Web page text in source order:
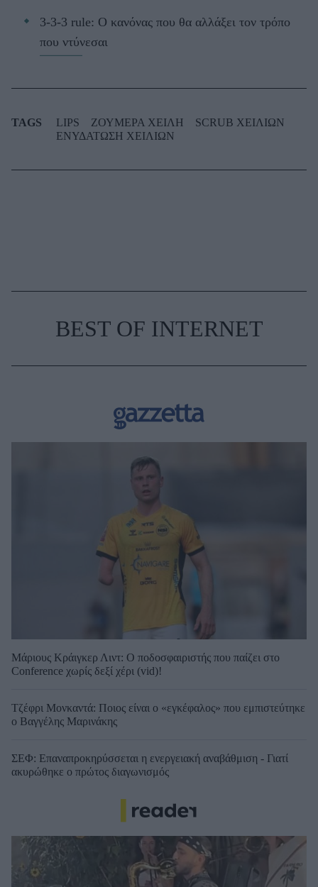
3-3-3 rule: Ο κανόνας που θα αλλάξει τον τρόπο
που ντύνεσαι
TAGS LIPS ΖΟΥΜΕΡΑ ΧΕΙΛΗ
SCRUB ΧΕΙΛΙΩΝ
ΕΝΥΔΑΤΩΣΗ ΧΕΙΛΙΩΝ
BEST OF INTERNET
Μάριους Κράιγκερ Λιντ: Ο ποδοσφαιριστής που παίζει στο
Conference χωρίς δεξί χέρι (vid)!
Τζέφρι Μονκαντά: Ποιος είναι ο «εγκέφαλος» που εμπιστεύτηκε
ο Βαγγέλης Μαρινάκης
ΣΕΦ: Επαναπροκηρύσσεται η ενεργειακή αναβάθμιση - Γιατί
ακυρώθηκε ο πρώτος διαγωνισμός